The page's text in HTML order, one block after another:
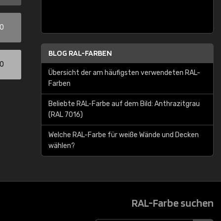
BLOG RAL-FARBEN
Übersicht der am häufigsten verwendeten RAL-
Farben
Beliebte RAL-Farbe auf dem Bild: Anthrazitgrau
(RAL 7016)
Welche RAL-Farbe für weiße Wände und Decken
wählen?
RAL-Farbe suchen